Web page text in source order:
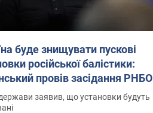
буде знищувати пускові
російської балістики:
провів засідання РНБО
заявив, що установки будуть